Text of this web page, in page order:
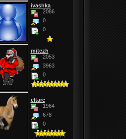
ivashka
2086
0
0
mitezh
2053
3963
0
eltarc
1964
678
0